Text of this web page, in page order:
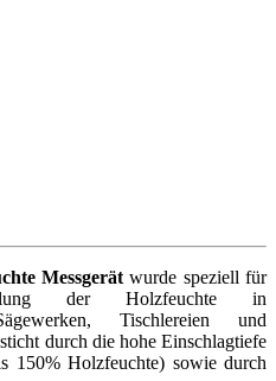
Messgerät wurde speziell für
der Holzfeuchte in
Tischlereien und
durch die hohe Einschlagtiefe
150% Holzfeuchte) sowie durch